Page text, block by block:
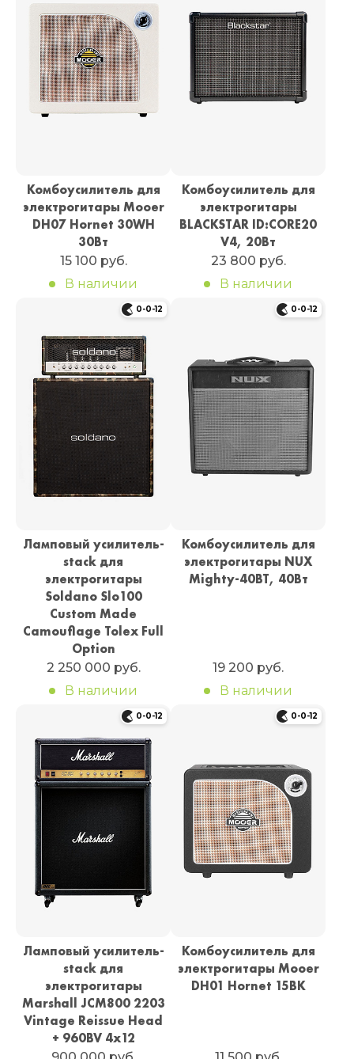
Комбоусилитель для
электрогитары Mooer
DH07 Hornet 30WH
30Вт
15 100 руб.
В наличии
Комбоусилитель для
электрогитары
BLACKSTAR ID:CORE20
V4, 20Вт
23 800 руб.
В наличии
0-0-12
Ламповый усилитель-
stack для
электрогитары
Soldano Slo100
Custom Made
Camouflage Tolex Full
Option
2 250 000 руб.
В наличии
0-0-12
Комбоусилитель для
электрогитары NUX
Mighty-40BT, 40Вт
19 200 руб.
В наличии
0-0-12
Ламповый усилитель-
stack для
электрогитары
Marshall JCM800 2203
Vintage Reissue Head
+ 960BV 4x12
0-0-12
Комбоусилитель для
электрогитары Mooer
DH01 Hornet 15BK